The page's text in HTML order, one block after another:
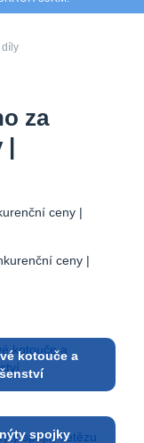
díly
za
|
ceny |
kotouče a
spojky